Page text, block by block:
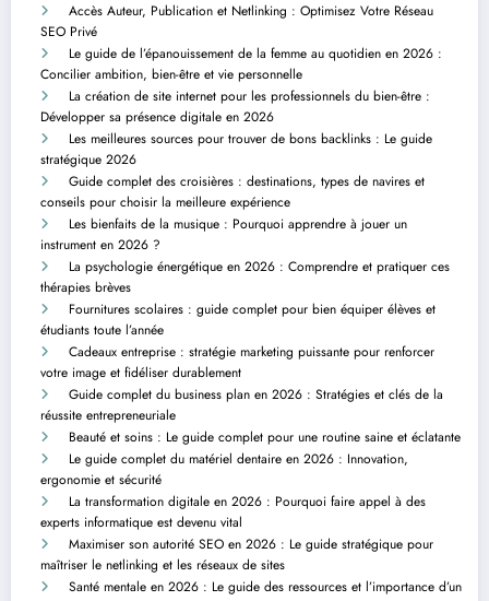
Accès Auteur, Publication et Netlinking : Optimisez Votre Réseau
SEO Privé
Le guide de l’épanouissement de la femme au quotidien en 2026 :
Concilier ambition, bien-être et vie personnelle
La création de site internet pour les professionnels du bien-être :
Développer sa présence digitale en 2026
Les meilleures sources pour trouver de bons backlinks : Le guide
stratégique 2026
Guide complet des croisières : destinations, types de navires et
conseils pour choisir la meilleure expérience
Les bienfaits de la musique : Pourquoi apprendre à jouer un
instrument en 2026 ?
La psychologie énergétique en 2026 : Comprendre et pratiquer ces
thérapies brèves
Fournitures scolaires : guide complet pour bien équiper élèves et
étudiants toute l’année
Cadeaux entreprise : stratégie marketing puissante pour renforcer
votre image et fidéliser durablement
Guide complet du business plan en 2026 : Stratégies et clés de la
réussite entrepreneuriale
Beauté et soins : Le guide complet pour une routine saine et éclatante
Le guide complet du matériel dentaire en 2026 : Innovation,
ergonomie et sécurité
La transformation digitale en 2026 : Pourquoi faire appel à des
experts informatique est devenu vital
Maximiser son autorité SEO en 2026 : Le guide stratégique pour
maîtriser le netlinking et les réseaux de sites
Santé mentale en 2026 : Le guide des ressources et l’importance d’un